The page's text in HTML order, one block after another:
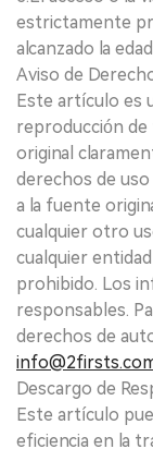
estrictamente
alcanzado la
Aviso de
Este artículo es
reproducción
original
derechos de
a la fuente
cualquier otro
cualquier
prohibido. Los
responsables.
derechos de
Descargo de
Este artículo
eficiencia en la